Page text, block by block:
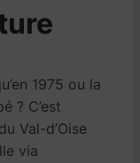
1975 ou la
? C’est
Val-d’Oise
via